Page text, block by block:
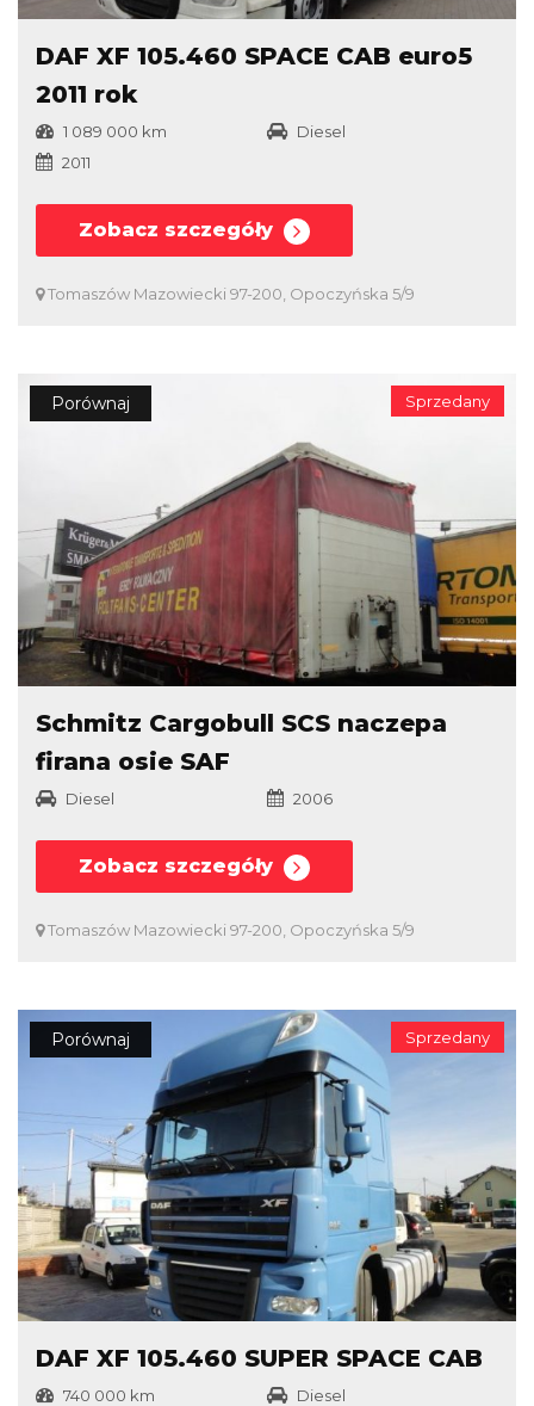
DAF XF 105.460 SPACE CAB euro5
2011 rok
1 089 000 km
Diesel
2011
Zobacz szczegóły
Tomaszów Mazowiecki 97-200, Opoczyńska 5/9
Sprzedany
Porównaj
Schmitz Cargobull SCS naczepa
firana osie SAF
Diesel 2006
Zobacz szczegóły
Tomaszów Mazowiecki 97-200, Opoczyńska 5/9
Sprzedany
Porównaj
DAF XF 105.460 SUPER SPACE CAB
740 000 km Diesel